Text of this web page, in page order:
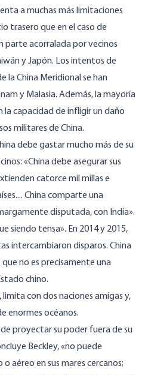
a muchas más limitaciones
trasero que en el caso de
parte acorralada por vecinos
y Japón. Los intentos de
la China Meridional se han
y Malasia. Además, la mayoría
la capacidad de infligir un daño
militares de China.
debe gastar mucho más de su
«China debe asegurar sus
catorce mil millas e
China comparte una
disputada, con India».
siendo tensa». En 2014 y 2015,
intercambiaron disparos. China
no es precisamente una
chino.
con dos naciones amigas y,
enormes océanos.
proyectar su poder fuera de su
Beckley, «no puede
aéreo en sus mares cercanos;